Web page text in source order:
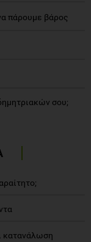
πάρουμε βάρος
σου;
κατανάλωση